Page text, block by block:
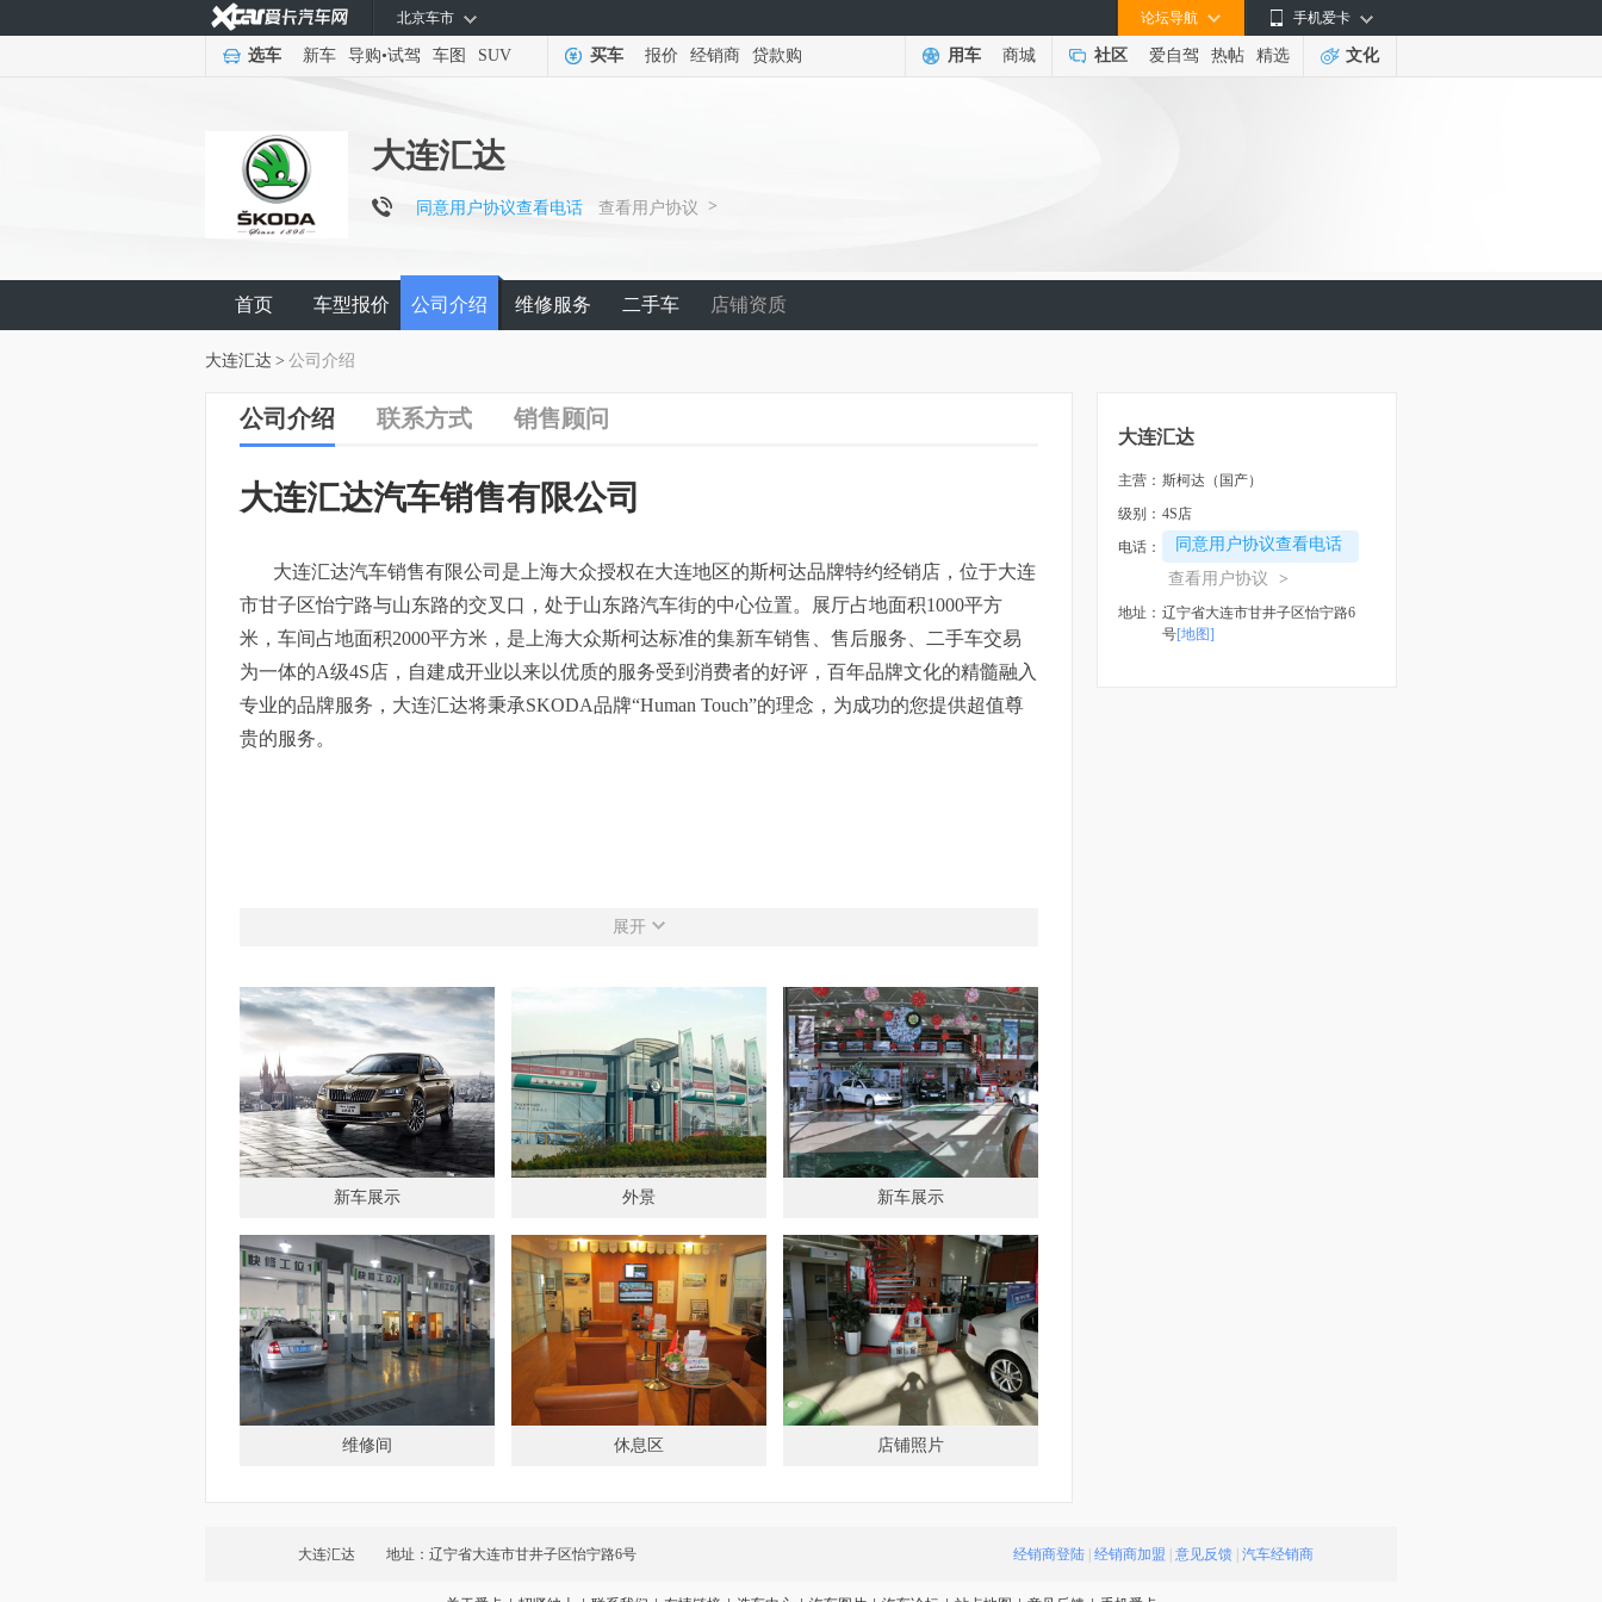
手机爱卡
论坛导航
北京车市
选车 新车 导购•试驾 车图 SUV 买车 报价 经销商 贷款购 用车 商城 社区 爱自驾 热帖 精选 文化
大连汇达
同意用户协议查看电话 查看用户协议 >
首页 车型报价 公司介绍 维修服务 二手车 店铺资质
大连汇达 > 公司介绍
公司介绍 联系方式 销售顾问
大连汇达汽车销售有限公司
大连汇达汽车销售有限公司是上海大众授权在大连地区的斯柯达品牌特约经销店，位于大连
市甘子区怡宁路与山东路的交叉口，处于山东路汽车街的中心位置。展厅占地面积1000平方
米，车间占地面积2000平方米，是上海大众斯柯达标准的集新车销售、售后服务、二手车交易
为一体的A级4S店，自建成开业以来以优质的服务受到消费者的好评，百年品牌文化的精髓融入
专业的品牌服务，大连汇达将秉承SKODA品牌“Human Touch”的理念，为成功的您提供超值尊
贵的服务。
展开
新车展示 外景 新车展示
维修间 休息区 店铺照片
大连汇达
主营： 斯柯达（国产）
级别： 4S店
电话：
同意用户协议查看电话
查看用户协议
>
地址： 辽宁省大连市甘井子区怡宁路6
号[地图]
大连汇达 地址：辽宁省大连市甘井子区怡宁路6号 经销商登陆 经销商加盟 意见反馈 汽车经销商